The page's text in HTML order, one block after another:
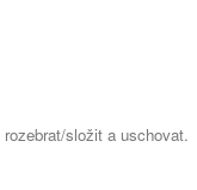
složit a uschovat.